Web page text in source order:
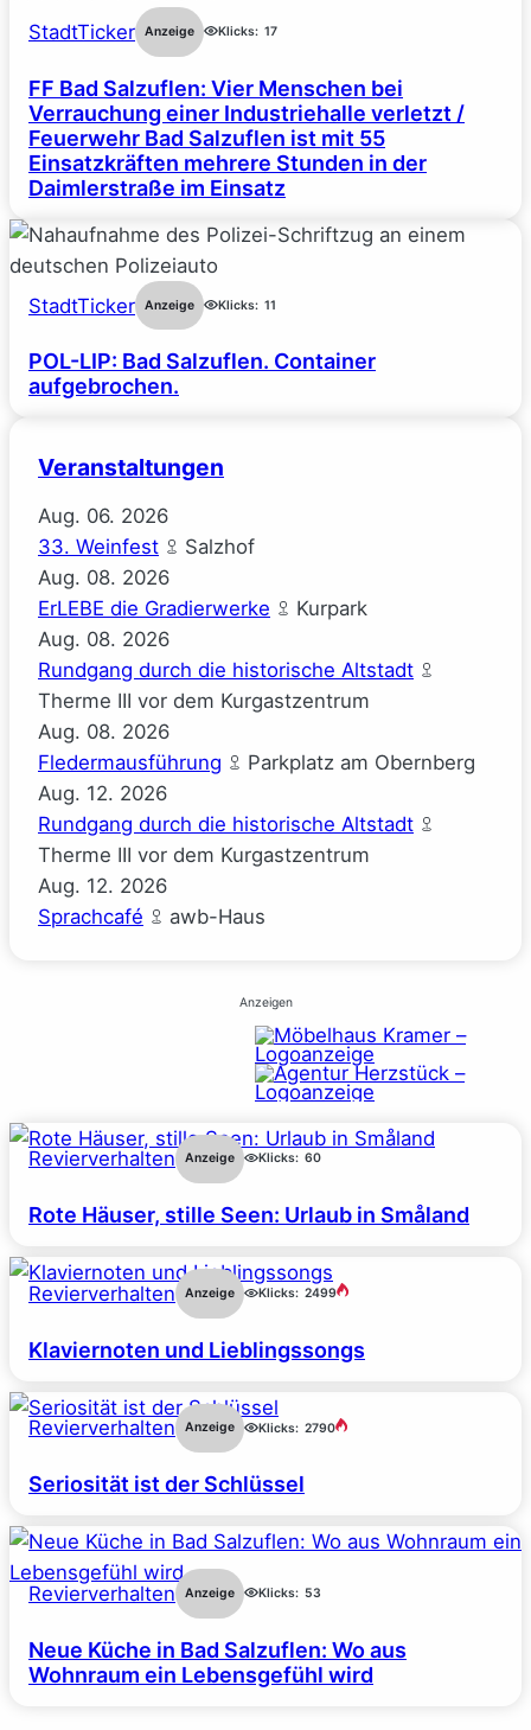
StadtTicker Anzeige Klicks: 17
FF Bad Salzuflen: Vier Menschen bei
Verrauchung einer Industriehalle verletzt /
Feuerwehr Bad Salzuflen ist mit 55
Einsatzkräften mehrere Stunden in der
Daimlerstraße im Einsatz
StadtTicker Anzeige Klicks: 11
POL-LIP: Bad Salzuflen. Container
aufgebrochen.
Veranstaltungen
Aug. 06. 2026
33. Weinfest
Salzhof
Aug. 08. 2026
ErLEBE die Gradierwerke
Kurpark
Aug. 08. 2026
Rundgang durch die historische Altstadt
Therme III vor dem Kurgastzentrum
Aug. 08. 2026
Fledermausführung
Parkplatz am Obernberg
Aug. 12. 2026
Rundgang durch die historische Altstadt
Therme III vor dem Kurgastzentrum
Aug. 12. 2026
Sprachcafé
awb-Haus
Anzeigen
Revierverhalten Anzeige Klicks: 60
Rote Häuser, stille Seen: Urlaub in Småland
Revierverhalten Anzeige Klicks: 2499
Klaviernoten und Lieblingssongs
Revierverhalten Anzeige Klicks: 2790
Seriosität ist der Schlüssel
Revierverhalten Anzeige Klicks: 53
Neue Küche in Bad Salzuflen: Wo aus
Wohnraum ein Lebensgefühl wird